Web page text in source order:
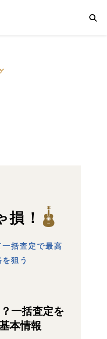
損！
括査定で最高
狙う
一括査定を
本情報